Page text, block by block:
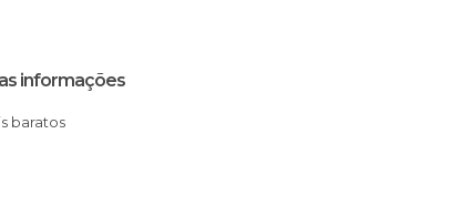
informações
baratos